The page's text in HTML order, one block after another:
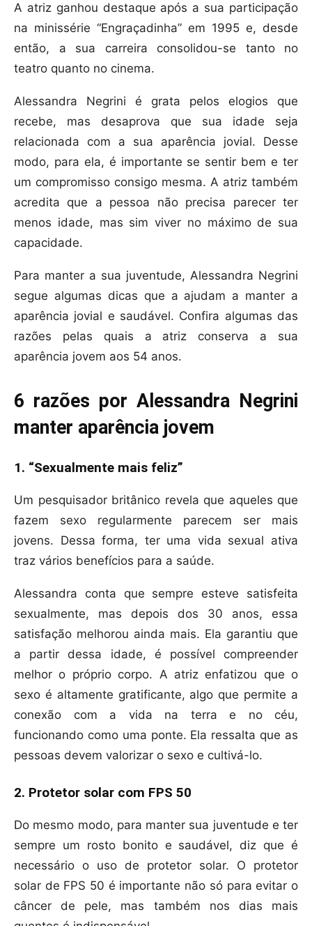
A atriz ganhou destaque após a sua participação
na minissérie “Engraçadinha” em 1995 e, desde
então, a sua carreira consolidou-se tanto no
teatro quanto no cinema.
Alessandra Negrini é grata pelos elogios que
recebe, mas desaprova que sua idade seja
relacionada com a sua aparência jovial. Desse
modo, para ela, é importante se sentir bem e ter
um compromisso consigo mesma. A atriz também
acredita que a pessoa não precisa parecer ter
menos idade, mas sim viver no máximo de sua
capacidade.
Para manter a sua juventude, Alessandra Negrini
segue algumas dicas que a ajudam a manter a
aparência jovial e saudável. Confira algumas das
razões pelas quais a atriz conserva a sua
aparência jovem aos 54 anos.
6 razões por Alessandra Negrini
manter aparência jovem
1. “Sexualmente mais feliz”
Um pesquisador britânico revela que aqueles que
fazem sexo regularmente parecem ser mais
jovens. Dessa forma, ter uma vida sexual ativa
traz vários benefícios para a saúde.
Alessandra conta que sempre esteve satisfeita
sexualmente, mas depois dos 30 anos, essa
satisfação melhorou ainda mais. Ela garantiu que
a partir dessa idade, é possível compreender
melhor o próprio corpo. A atriz enfatizou que o
sexo é altamente gratificante, algo que permite a
conexão com a vida na terra e no céu,
funcionando como uma ponte. Ela ressalta que as
pessoas devem valorizar o sexo e cultivá-lo.
2. Protetor solar com FPS 50
Do mesmo modo, para manter sua juventude e ter
sempre um rosto bonito e saudável, diz que é
necessário o uso de protetor solar. O protetor
solar de FPS 50 é importante não só para evitar o
câncer de pele, mas também nos dias mais